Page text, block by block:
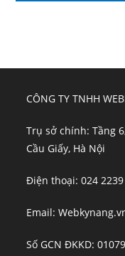
CÔNG TY TNHH
Trụ sở chính: Tầng
Cầu Giấy, Hà Nội
Điện thoại: 024
Email:
Số GCN ĐKKD: